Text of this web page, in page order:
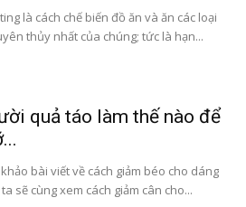
là cách chế biến đồ ăn và ăn các loại
thủy nhất của chúng; tức là hạn...
quả táo làm thế nào để
bài viết về cách giảm béo cho dáng
sẽ cùng xem cách giảm cân cho...